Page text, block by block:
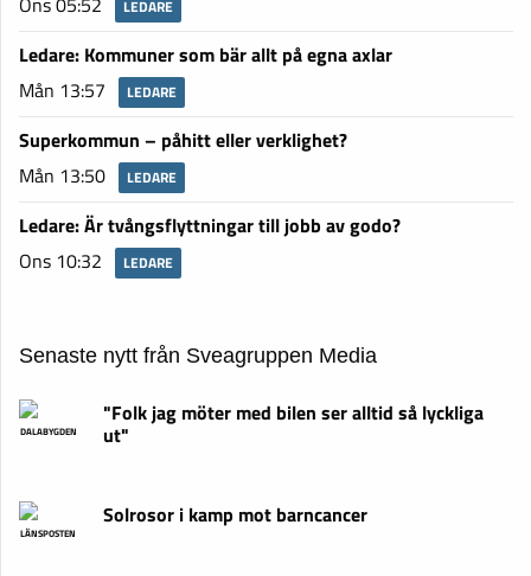
LEDARE
Ledare: Kommuner som bär allt på egna axlar
Mån 13:57
LEDARE
Superkommun – påhitt eller verklighet?
Mån 13:50
LEDARE
Ledare: Är tvångsflyttningar till jobb av godo?
Ons 10:32
LEDARE
Senaste nytt från Sveagruppen Media
DALABYGDEN
"Folk jag möter med bilen ser alltid så lyckliga
ut"
LÄNSPOSTEN
Solrosor i kamp mot barncancer